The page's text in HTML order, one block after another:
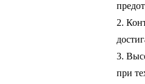
2.
3.
при